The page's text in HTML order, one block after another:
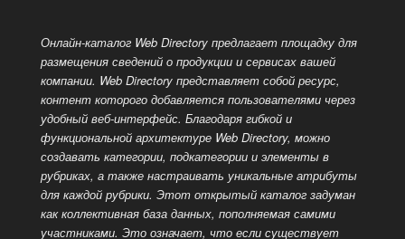
Онлайн-каталог Web Directory предлагает площадку для
размещения сведений о продукции и сервисах вашей
компании. Web Directory представляет собой ресурс,
контент которого добавляется пользователями через
удобный веб-интерфейс. Благодаря гибкой и
функциональной архитектуре Web Directory, можно
создавать категории, подкатегории и элементы в
рубриках, а также настраивать уникальные атрибуты
для каждой рубрики. Этот открытый каталог задуман
как коллективная база данных, пополняемая самими
участниками. Это означает, что если существует